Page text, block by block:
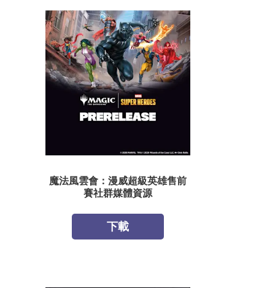
魔法風雲會：漫威超級英雄售前
賽社群媒體資源
下載